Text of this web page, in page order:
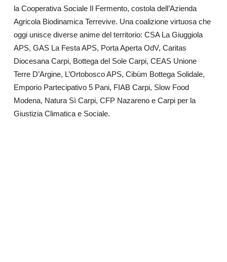
la Cooperativa Sociale Il Fermento, costola dell’Azienda
Agricola Biodinamica Terrevive. Una coalizione virtuosa che
oggi unisce diverse anime del territorio: CSA La Giuggiola
APS, GAS La Festa APS, Porta Aperta OdV, Caritas
Diocesana Carpi, Bottega del Sole Carpi, CEAS Unione
Terre D’Argine, L’Ortobosco APS, Cibùm Bottega Solidale,
Emporio Partecipativo 5 Pani, FIAB Carpi, Slow Food
Modena, Natura Sì Carpi, CFP Nazareno e Carpi per la
Giustizia Climatica e Sociale.